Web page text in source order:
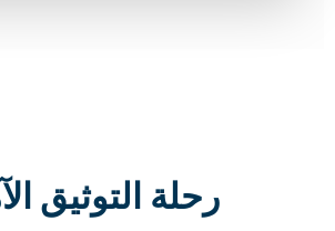
رحلة التوثيق